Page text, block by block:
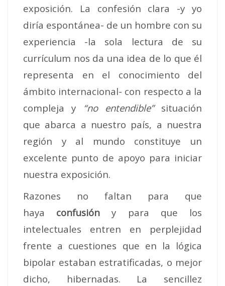
exposición. La confesión clara -y yo
diría espontánea- de un hombre con su
experiencia -la sola lectura de su
currículum nos da una idea de lo que él
representa en el conocimiento del
ámbito internacional- con respecto a la
compleja y “no entendible”situación
que abarca a nuestro país, a nuestra
región y al mundo constituye un
excelente punto de apoyo para iniciar
nuestra exposición.
Razones no faltan para que
haya confusión y para que los
intelectuales entren en perplejidad
frente a cuestiones que en la lógica
bipolar estaban estratificadas, o mejor
dicho, hibernadas. La sencillez